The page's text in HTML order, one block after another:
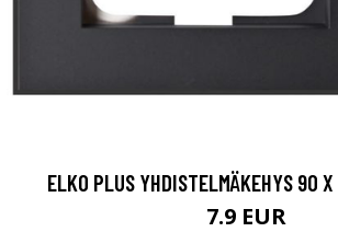
ELKO PLUS YHDISTELMÄKEHYS 90
7.9 EUR